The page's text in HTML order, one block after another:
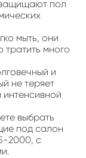
защищают пол
мыть, они
много
и
не теряет
выбрать
под салон
2000, с